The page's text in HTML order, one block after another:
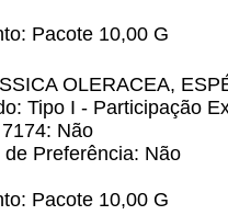
Pacote 10,00 G
OLERACEA,
Tipo I - Participação
Não
Preferência: Não
Pacote 10,00 G